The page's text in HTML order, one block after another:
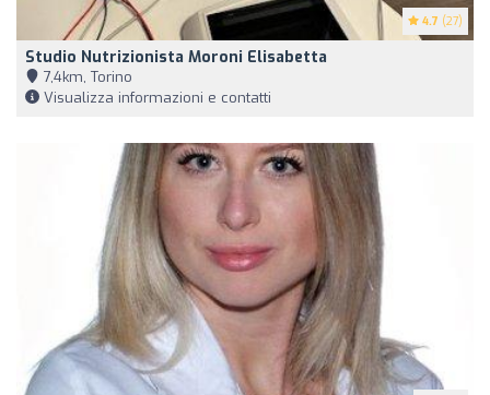
4.7 (27)
Studio Nutrizionista Moroni Elisabetta
7,4km, Torino
Visualizza informazioni e contatti